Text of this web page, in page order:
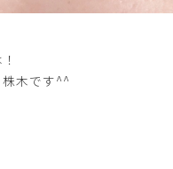
木です^^